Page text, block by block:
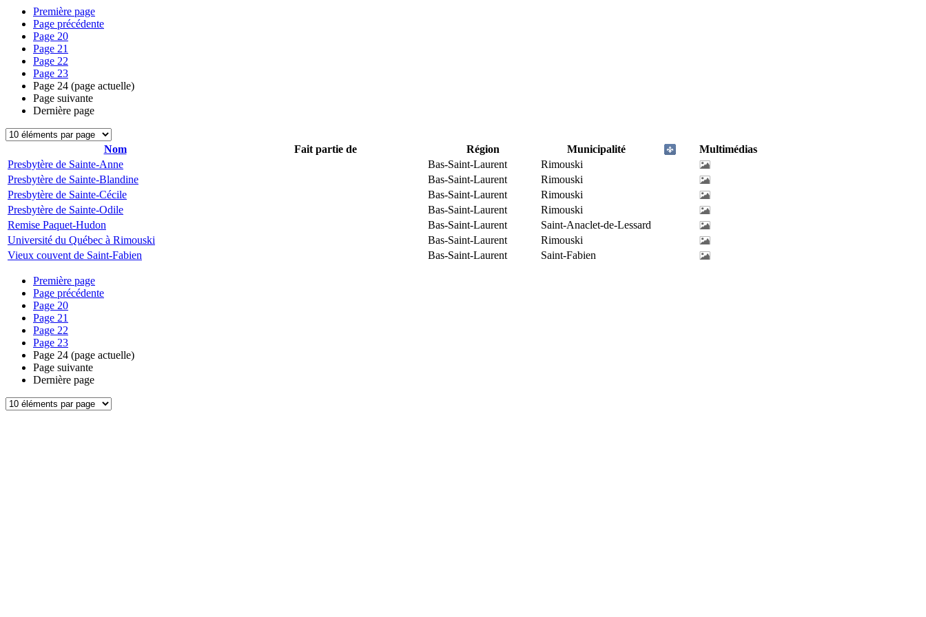
Première page
Page précédente
Page 20
Page 21
Page 22
Page 23
Page 24 (page actuelle)
Page suivante
Dernière page
Nom Fait partie de Région Municipalité
Multimédias
Presbytère de Sainte-Anne
Bas-Saint-Laurent
Rimouski
Presbytère de Sainte-Blandine
Bas-Saint-Laurent
Rimouski
Presbytère de Sainte-Cécile
Bas-Saint-Laurent
Rimouski
Presbytère de Sainte-Odile
Bas-Saint-Laurent
Rimouski
Remise Paquet-Hudon
Bas-Saint-Laurent
Saint-Anaclet-de-Lessard
Université du Québec à Rimouski
Bas-Saint-Laurent
Rimouski
Vieux couvent de Saint-Fabien
Bas-Saint-Laurent Saint-Fabien
Première page
Page précédente
Page 20
Page 21
Page 22
Page 23
Page 24 (page actuelle)
Page suivante
Dernière page